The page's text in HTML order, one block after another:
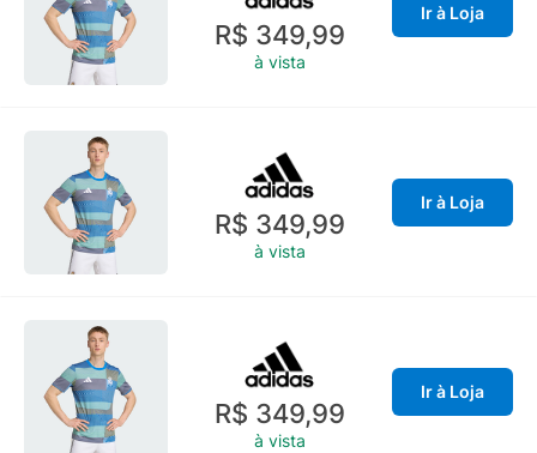
R$ 349,99
à vista
Ir à Loja
R$ 349,99
à vista
Ir à Loja
R$ 349,99
à vista
Ir à Loja